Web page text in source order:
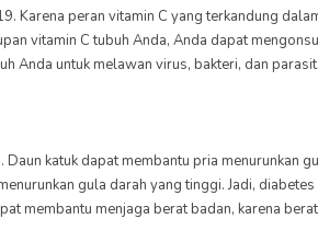
Karena peran vitamin C yang terkandung
vitamin C tubuh Anda, Anda dapat
Anda untuk melawan virus, bakteri, dan parasit.
katuk dapat membantu pria menurunkan
gula darah yang tinggi. Jadi,
membantu menjaga berat badan, karena